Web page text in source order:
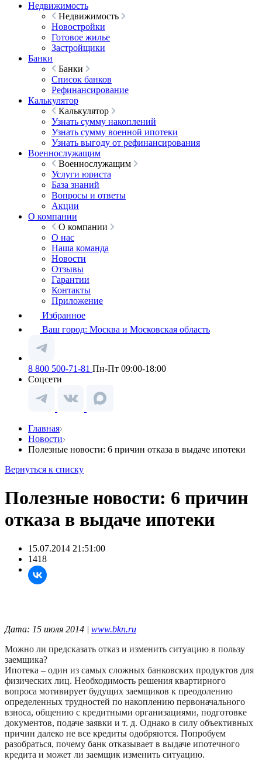
Недвижимость
Недвижимость
Новостройки
Готовое жилье
Застройщики
Банки
Банки
Список банков
Рефинансирование
Калькулятор
Калькулятор
Узнать сумму накоплений
Узнать сумму военной ипотеки
Узнать выгоду от рефинансирования
Военнослужащим
Военнослужащим
Услуги юриста
База знаний
Вопросы и ответы
Акции
О компании
О компании
О нас
Наша команда
Новости
Отзывы
Гарантии
Контакты
Приложение
Избранное
Ваш город: Москва и Московская область
8 800 500-71-81 Пн-Пт 09:00-18:00
Соцсети
Главная
Новости
Полезные новости: 6 причин отказа в выдаче ипотеки
Вернуться к списку
Полезные новости: 6 причин
отказа в выдаче ипотеки
15.07.2014 21:51:00
1418
Дата: 15 июля 2014 | www.bkn.ru
Можно ли предсказать отказ и изменить ситуацию в пользу
заемщика?
Ипотека – один из самых сложных банковских продуктов для
физических лиц. Необходимость решения квартирного
вопроса мотивирует будущих заемщиков к преодолению
определенных трудностей по накоплению первоначального
взноса, общению с кредитными организациями, подготовке
документов, подаче заявки и т. д. Однако в силу объективных
причин далеко не все кредиты одобряются. Попробуем
разобраться, почему банк отказывает в выдаче ипотечного
кредита и может ли заемщик изменить ситуацию.